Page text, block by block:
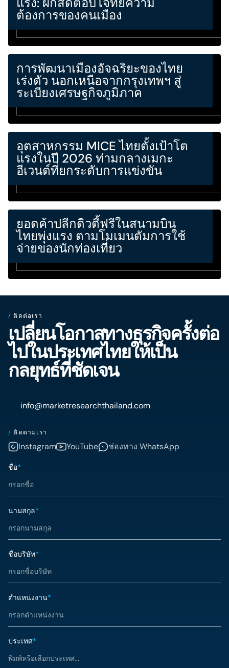
ต้องการของคนเมือง
การพัฒนาเมืองอัจฉริยะของไทย
เร่งตัว นอกเหนือจากกรุงเทพฯ สู่
ระเบียงเศรษฐกิจภูมิภาค
อุตสาหกรรม MICE ไทยตั้งเป้าโต
แรงในปี 2026 ท่ามกลางเมกะ
อีเวนต์ที่ยกระดับการแข่งขัน
ยอดค้าปลีกดิวตี้ฟรีในสนามบิน
ไทยพุ่งแรง ตามโมเมนตัมการใช้
จ่ายของนักท่องเที่ยว
/ ติดต่อเรา
เปลี่ยนโอกาสทางธุรกิจครั้งต่อ
ไปในประเทศไทยให้เป็น
กลยุทธ์ที่ชัดเจน
info@marketresearchthailand.com
/ ติดตามเรา
Instagram YouTube ช่องทาง WhatsApp
ชื่อ*
นามสกุล*
ชื่อบริษัท*
ตำแหน่งงาน*
ประเทศ*